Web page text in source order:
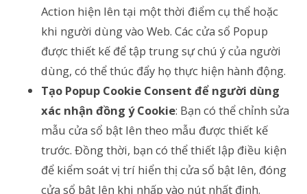
Action hiện lên tại một thời điểm cụ thể hoặc
khi người dùng vào Web. Các cửa sổ Popup
được thiết kế để tập trung sự chú ý của người
dùng, có thể thúc đẩy họ thực hiện hành động.
Tạo Popup Cookie Consent để người dùng
xác nhận đồng ý Cookie: Bạn có thể chỉnh sửa
mẫu cửa sổ bật lên theo mẫu được thiết kế
trước. Đồng thời, bạn có thể thiết lập điều kiện
để kiểm soát vị trí hiển thị cửa sổ bật lên, đóng
cửa sổ bật lên khi nhấp vào nút nhất định.